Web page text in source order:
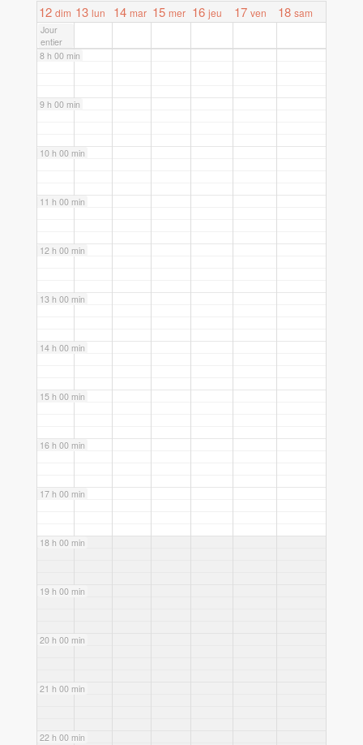
12 dim 13 lun 14 mar 15 mer 16 jeu 17 ven 18 sam
Jour
entier
7 h 00 min
8 h 00 min
9 h 00 min
10 h 00 min
11 h 00 min
12 h 00 min
13 h 00 min
14 h 00 min
15 h 00 min
16 h 00 min
17 h 00 min
18 h 00 min
19 h 00 min
20 h 00 min
21 h 00 min
22 h 00 min